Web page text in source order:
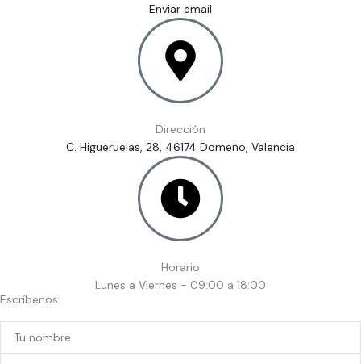
Enviar email
Dirección
C. Higueruelas, 28, 46174 Domeño, Valencia
Horario
Lunes a Viernes - 09:00 a 18:00
Escríbenos: